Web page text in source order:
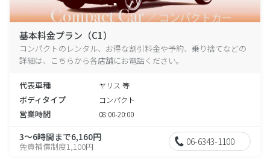
基本料金プラン（C1）
コンパクトのレンタル、お得な割引料金や予約、乗り捨てなどの
詳細は、こちらから各店舗にお電話ください。
代表車種 ヤリス 等
ボディタイプ コンパクト
営業時間 08:00-20:00
3～6時間まで6,160円
免責補償制度1,100円 06-6343-1100